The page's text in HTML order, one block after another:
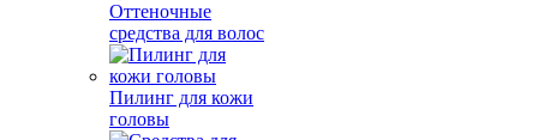
Оттеночные
средства для волос
Пилинг для кожи
головы